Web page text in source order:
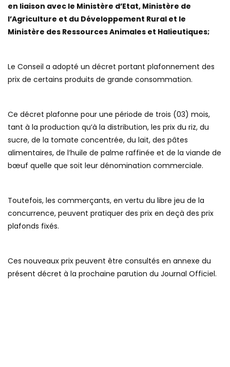
en liaison avec le Ministère d’Etat, Ministère de
l’Agriculture et du Développement Rural et le
Ministère des Ressources Animales et Halieutiques;
Le Conseil a adopté un décret portant plafonnement des
prix de certains produits de grande consommation.
Ce décret plafonne pour une période de trois (03) mois,
tant à la production qu’à la distribution, les prix du riz, du
sucre, de la tomate concentrée, du lait, des pâtes
alimentaires, de l’huile de palme raffinée et de la viande de
bœuf quelle que soit leur dénomination commerciale.
Toutefois, les commerçants, en vertu du libre jeu de la
concurrence, peuvent pratiquer des prix en deçà des prix
plafonds fixés.
Ces nouveaux prix peuvent être consultés en annexe du
présent décret à la prochaine parution du Journal Officiel.